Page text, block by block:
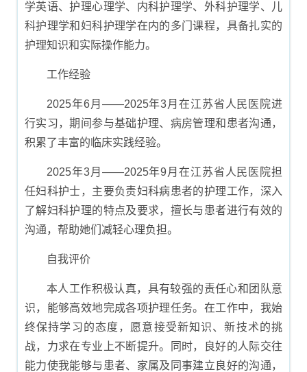
学英语、护理心理学、内科护理学、外科护理学、儿
科护理学和妇科护理学在内的多门课程，具备扎实的
护理知识和实际操作能力。
工作经验
2025年6月――2025年3月在江苏省人民医院进
行实习，期间参与基础护理、病房管理和患者沟通，
积累了丰富的临床实践经验。
2025年3月――2025年9月在江苏省人民医院担
任妇科护士，主要负责妇科病患者的护理工作，深入
了解妇科护理的特点及要求，擅长与患者进行有效的
沟通，帮助她们减轻心理负担。
自我评价
本人工作积极认真，具有较强的责任心和团队意
识，能够高效地完成各项护理任务。在工作中，我始
终保持学习的态度，愿意接受新知识、新技术的挑
战，力求在专业上不断提升。同时，良好的人际交往
能力使我能够与患者、家属及同事建立良好的沟通，